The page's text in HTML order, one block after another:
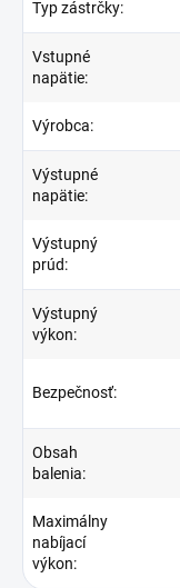
Typ zástrčky:
Vstupné
napätie:
Výrobca:
Výstupné
napätie:
Výstupný
prúd:
Výstupný
výkon:
Bezpečnosť:
Obsah
balenia:
Maximálny
nabíjací
výkon: